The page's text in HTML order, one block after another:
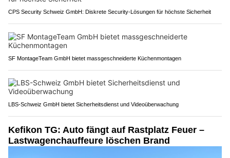
CPS Security Schweiz GmbH: Diskrete Security-Lösungen für höchste Sicherheit
SF MontageTeam GmbH bietet massgeschneiderte Küchenmontagen
LBS-Schweiz GmbH bietet Sicherheitsdienst und Videoüberwachung
Kefikon TG: Auto fängt auf Rastplatz Feuer –
Lastwagenchauffeure löschen Brand